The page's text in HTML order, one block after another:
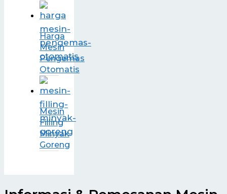
Harga
Mesin
Pengemas
Otomatis
Mesin
Filling
Minyak
Goreng